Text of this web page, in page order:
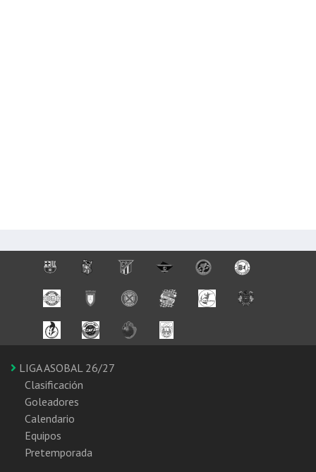
LIGA ASOBAL 26/27
Clasificación
Goleadores
Calendario
Equipos
Pretemporada